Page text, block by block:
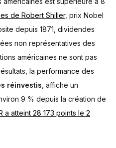
de Robert Shiller, prix Nobel
depuis 1871, dividendes
non représentatives des
américaines ne sont pas
la performance des
réinvestis , affiche un
9 % depuis la création de
a atteint 28 173 points le 2